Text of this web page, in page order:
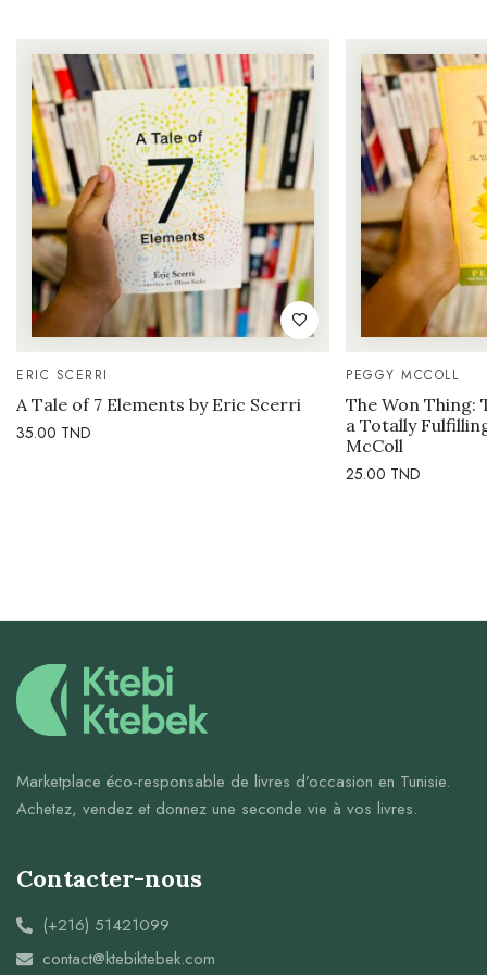
ERIC SCERRI
A Tale of 7 Elements by Eric Scerri
35.00 TND
PEGGY MCCOLL
The Won Thing:
a Totally
McColl
25.00 TND
Marketplace éco-responsable de livres d’occasion en Tunisie.
Achetez, vendez et donnez une seconde vie à vos livres.
Contacter-nous
(+216) 51421099
contact@ktebiktebek.com